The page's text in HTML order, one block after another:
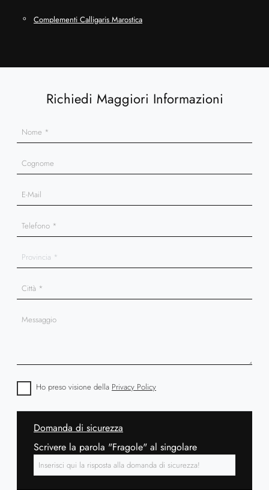
Complementi Calligaris Marostica
Richiedi Maggiori Informazioni
Ho preso visione della Privacy Policy
Domanda di sicurezza
Scrivere la parola "Fragole" al singolare